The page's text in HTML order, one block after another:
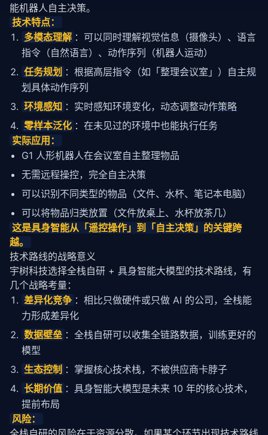
能机器人自主决策。
技术特点：
多模态理解 ：可以同时理解视觉信息（摄像头）、语言
指令（自然语言）、动作序列（机器人运动）
任务规划 ：根据高层指令（如「整理会议室」）自主规
划 具体动作序列
环境感知 ：实时感知环境变化，动态调整动作策略
零样本泛化 ：在未见过的环境中也能执行任务
实际应用：
G1 人形机器人在会议室自主整理物品
无需远程操控，完全自主决策
可以识别不同类型的物品（文件、水杯、笔记本电脑）
可以将物品归类放置（文件放桌上、水杯放茶几）
这是具身智能从「遥控操作」到「自主决策」的关键跨
越。
技术路线的战略意义
宇树科技选择全栈自研 + 具身智能大模型的技术路线，有
几个战略考量：
差异化竞争 ：相比只做硬件或只做 AI 的公司，全栈能
力形成差异化
数据壁垒 ：全栈自研可以收集全链路数据，训练更好的
模型
生态控制 ：掌握核心技术栈，不被供应商卡脖子
长期价值 ： 具身智能大模型是未来 10 年的核心技术，
提前布局
风险：